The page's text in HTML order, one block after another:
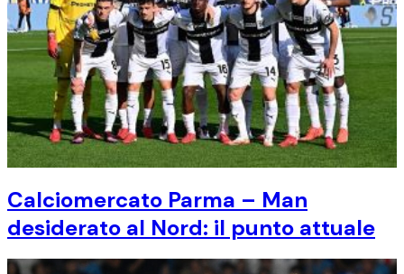
Calciomercato Parma – Man
desiderato al Nord: il punto attuale